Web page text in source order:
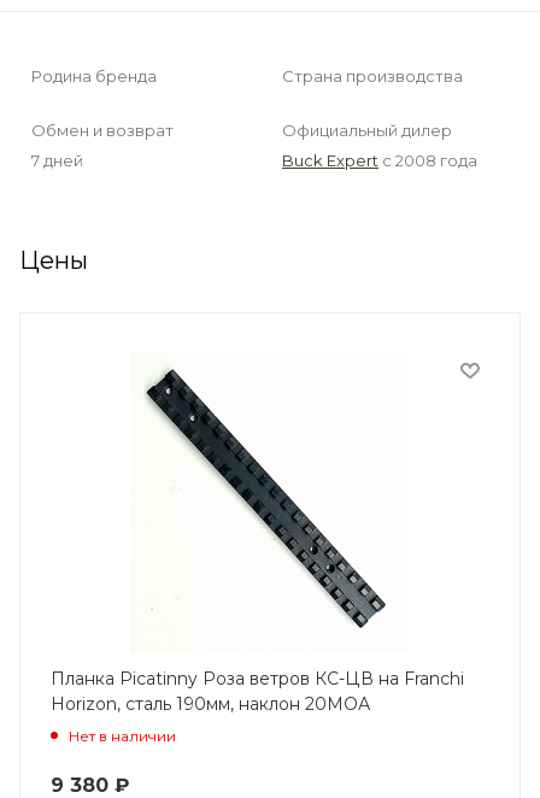
Родина бренда Страна производства
Обмен и возврат
7 дней
Официальный дилер
Buck Expert с 2008 года
Цены
Планка Picatinny Роза ветров КС-ЦВ на Franchi
Horizon, сталь 190мм, наклон 20МОА
Нет в наличии
9 380 ₽